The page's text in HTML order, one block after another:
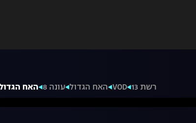
רשת 13 VOD האח הגדול עונה 8 האח הגדול, עונה 8,